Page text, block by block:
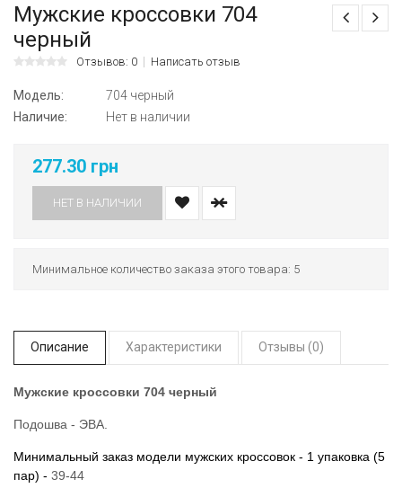
Мужские кроссовки 704
черный
Отзывов: 0 Написать отзыв
Модель:
704 черный
Наличие:
Нет в наличии
277.30 грн
НЕТ В НАЛИЧИИ
Минимальное количество заказа этого товара: 5
Описание Характеристики Отзывы (0)
Мужские кроссовки 704 черный
Подошва - ЭВА.
Минимальный заказ модели мужских кроссовок - 1 упаковка (5
пар) - 39-44